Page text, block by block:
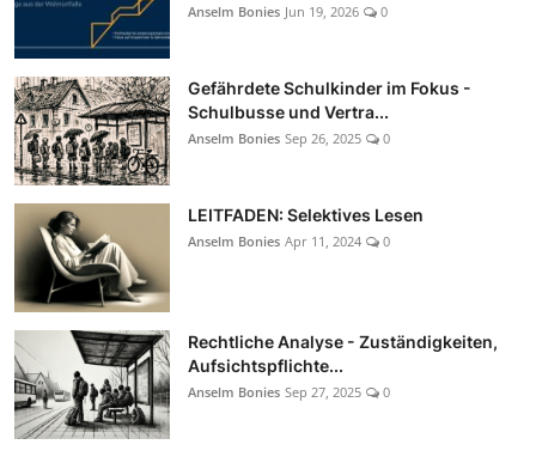
Anselm Bonies Jun 19, 2026 0
Gefährdete Schulkinder im Fokus -
Schulbusse und Vertra...
Anselm Bonies Sep 26, 2025 0
LEITFADEN: Selektives Lesen
Anselm Bonies Apr 11, 2024 0
Rechtliche Analyse - Zuständigkeiten,
Aufsichtspflichte...
Anselm Bonies Sep 27, 2025 0